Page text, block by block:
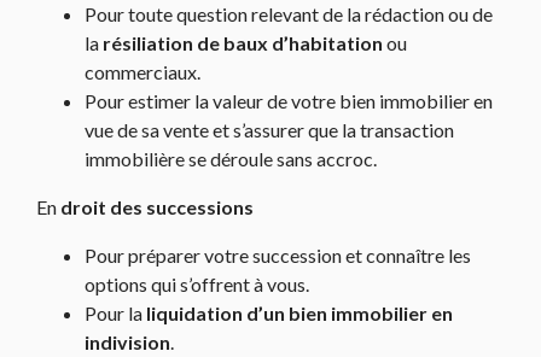
Pour toute question relevant de la rédaction ou de
larésiliation de baux d’habitation ou
commerciaux.
Pour estimer la valeur de votre bien immobilier en
vue de sa vente et s’assurer que la transaction
immobilière se déroule sans accroc.
En droit des successions
Pour préparer votre succession et connaître les
options qui s’offrent à vous.
Pour la liquidation d’un bien immobilier en
indivision